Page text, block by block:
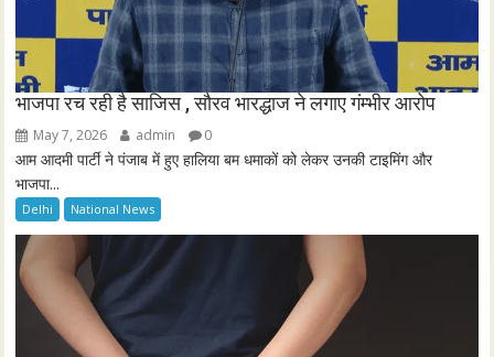
भाजपा रच रही है साजिस , सौरव भारद्धाज ने लगाए गंम्भीर आरोप
May 7, 2026 admin 0
आम आदमी पार्टी ने पंजाब में हुए हालिया बम धमाकों को लेकर उनकी टाइमिंग और
भाजपा...
Delhi National News